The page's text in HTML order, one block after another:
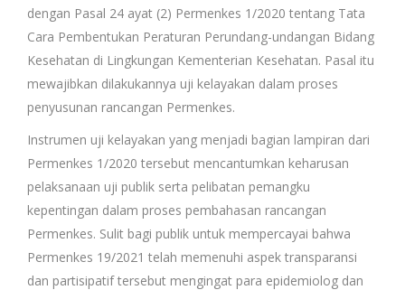
dengan Pasal 24 ayat (2) Permenkes 1/2020 tentang Tata
Cara Pembentukan Peraturan Perundang-undangan Bidang
Kesehatan di Lingkungan Kementerian Kesehatan. Pasal itu
mewajibkan dilakukannya uji kelayakan dalam proses
penyusunan rancangan Permenkes.
Instrumen uji kelayakan yang menjadi bagian lampiran dari
Permenkes 1/2020 tersebut mencantumkan keharusan
pelaksanaan uji publik serta pelibatan pemangku
kepentingan dalam proses pembahasan rancangan
Permenkes. Sulit bagi publik untuk mempercayai bahwa
Permenkes 19/2021 telah memenuhi aspek transparansi
dan partisipatif tersebut mengingat para epidemiolog dan